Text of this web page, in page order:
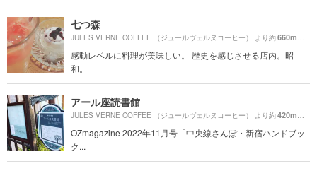
七つ森
JULES VERNE COFFEE （ジュールヴェルヌコーヒー） より約660m （徒
感動レベルに料理が美味しい。 歴史を感じさせる店内。昭
和。
アール座読書館
JULES VERNE COFFEE （ジュールヴェルヌコーヒー） より約420m （徒
OZmagazine 2022年11月号「中央線さんぽ・新宿ハンドブッ
ク...